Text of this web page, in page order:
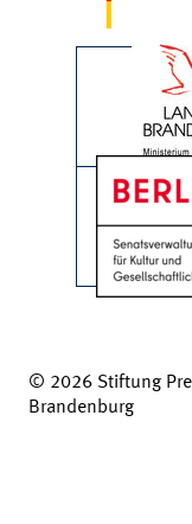
© 2026 Stiftung
Brandenburg